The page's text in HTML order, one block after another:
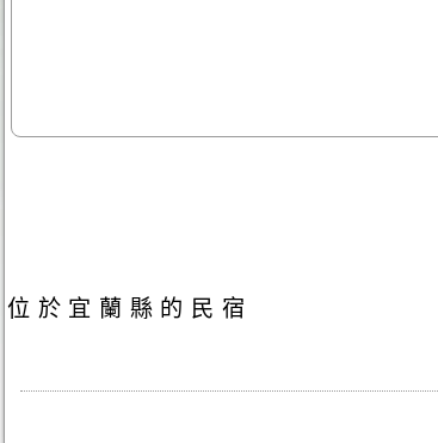
位於宜蘭縣的民宿